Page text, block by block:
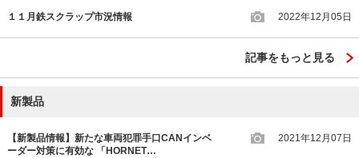
１１月鉄スクラップ市況情報 2022年12月05日
記事をもっと見る
新製品
【新製品情報】新たな車両犯罪手口CANインベ
ーダー対策に有効な 「HORNET…
2021年12月07日